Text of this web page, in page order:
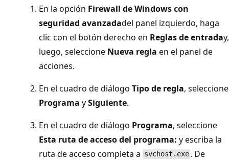
En la opción Firewall de Windows con
seguridad avanzadadel panel izquierdo, haga
clic con el botón derecho en Reglas de entraday,
luego, seleccione Nueva regla en el panel de
acciones.
En el cuadro de diálogo Tipo de regla, seleccione
Programa ySiguiente.
En el cuadro de diálogo Programa, seleccione
Esta ruta de acceso del programa: y escriba la
ruta de acceso completa a svchost.exe . De